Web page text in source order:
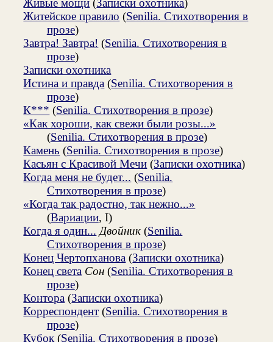
Живые мощи (Записки охотника)
Житейское правило (Senilia. Стихотворения в
прозе)
Завтра! Завтра! (Senilia. Стихотворения в
прозе)
Записки охотника
Истина и правда (Senilia. Стихотворения в
прозе)
К*** (Senilia. Стихотворения в прозе)
«Как хороши, как свежи были розы...»
(Senilia. Стихотворения в прозе)
Камень (Senilia. Стихотворения в прозе)
Касьян с Красивой Мечи (Записки охотника)
Когда меня не будет... (Senilia.
Стихотворения в прозе)
«Когда так радостно, так нежно...»
(Вариации, I)
Когда я один... Двойник (Senilia.
Стихотворения в прозе)
Конец Чертопханова (Записки охотника)
Конец света Сон (Senilia. Стихотворения в
прозе)
Контора (Записки охотника)
Корреспондент (Senilia. Стихотворения в
прозе)
Кубок (Senilia. Стихотворения в прозе)